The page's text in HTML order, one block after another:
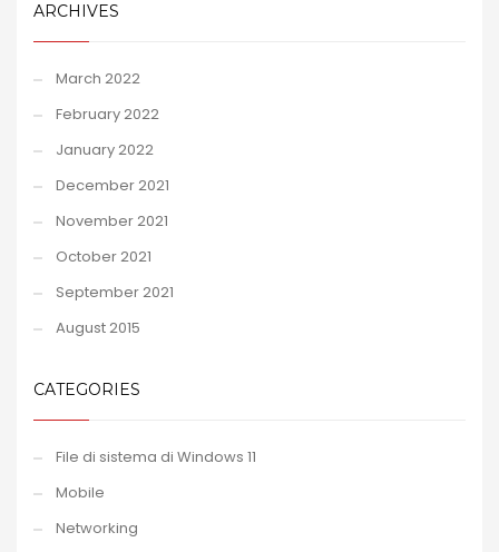
ARCHIVES
March 2022
February 2022
January 2022
December 2021
November 2021
October 2021
September 2021
August 2015
CATEGORIES
File di sistema di Windows 11
Mobile
Networking